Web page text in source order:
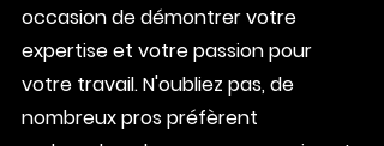
occasion de démontrer votre
expertise et votre passion pour
votre travail. N'oubliez pas, de
nombreux pros préfèrent